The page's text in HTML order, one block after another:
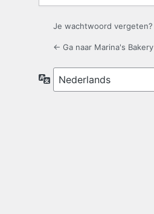
Je wachtwoord vergeten?
← Ga naar Marina's Bakery
Taal